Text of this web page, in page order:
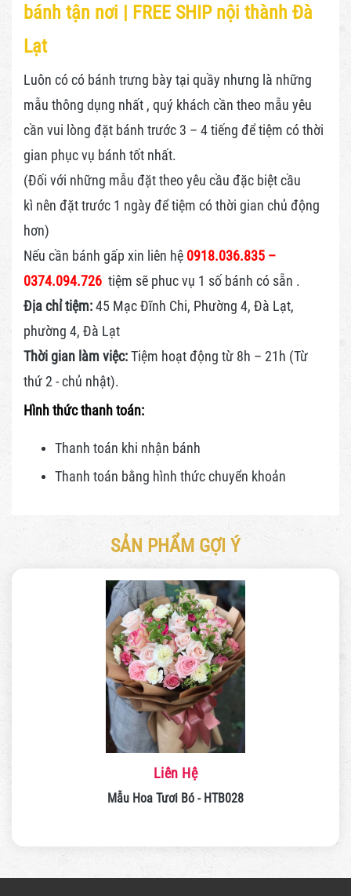
bánh tận nơi | FREE SHIP nội thành Đà
Lạt
Luôn có có bánh trưng bày tại quầy nhưng là những
mẫu thông dụng nhất , quý khách cần theo mẫu yêu
cần vui lòng đặt bánh trước 3 – 4 tiếng để tiệm có thời
gian phục vụ bánh tốt nhất.
(Đối với những mẫu đặt theo yêu cầu đặc biệt cầu
kì nên đặt trước 1 ngày để tiệm có thời gian chủ động
hơn)
Nếu cần bánh gấp xin liên hệ 0918.036.835 –
0374.094.726 tiệm sẽ phuc vụ 1 số bánh có sẵn .
Địa chỉ tiệm:45 Mạc Đĩnh Chi, Phường 4, Đà Lạt,
phường 4, Đà Lạt
Thời gian làm việc:Tiệm hoạt động từ 8h – 21h (Từ
thứ 2 - chủ nhật).
Hình thức thanh toán:
Thanh toán khi nhận bánh
Thanh toán bằng hình thứcchuyển khoản
SẢN PHẨM GỢI Ý
Liên Hệ
Mẫu Hoa Tươi Bó - HTB028